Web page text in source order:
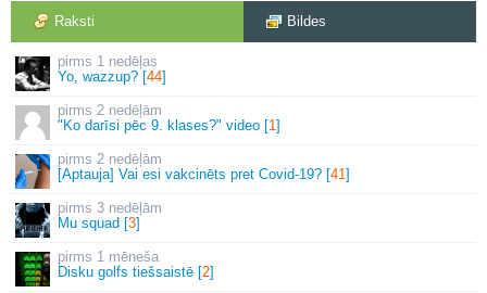
Raksti Bildes
1 nedēļas
Yo, wazzup? [44]
2 nedēļām
"Ko darīsi pēc 9. klases?" video [1]
2 nedēļām
[Aptauja] Vai esi vakcinēts pret Covid-19? [41]
3 nedēļām
Mu squad [3]
1 mēneša
Disku golfs tiešsaistē [2]